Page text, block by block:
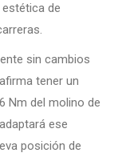
de
sin cambios
tener un
Nm del molino de
ese
posición de